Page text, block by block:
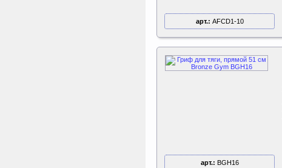
арт.: AFCD1-10
арт.: BGH16